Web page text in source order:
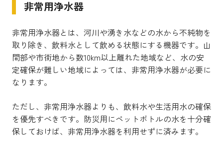
非常用浄水器
非常用浄水器とは、河川や湧き水などの水から不純物を
取り除き、飲料水として飲める状態にする機器です。山
間部や市街地から数10km以上離れた地域など、水の安
定確保が難しい地域によっては、非常用浄水器が必要に
なります。
ただし、非常用浄水器よりも、飲料水や生活用水の確保
を優先すべきです。防災用にペットボトルの水を十分確
保しておけば、非常用浄水器を利用せずに済みます。